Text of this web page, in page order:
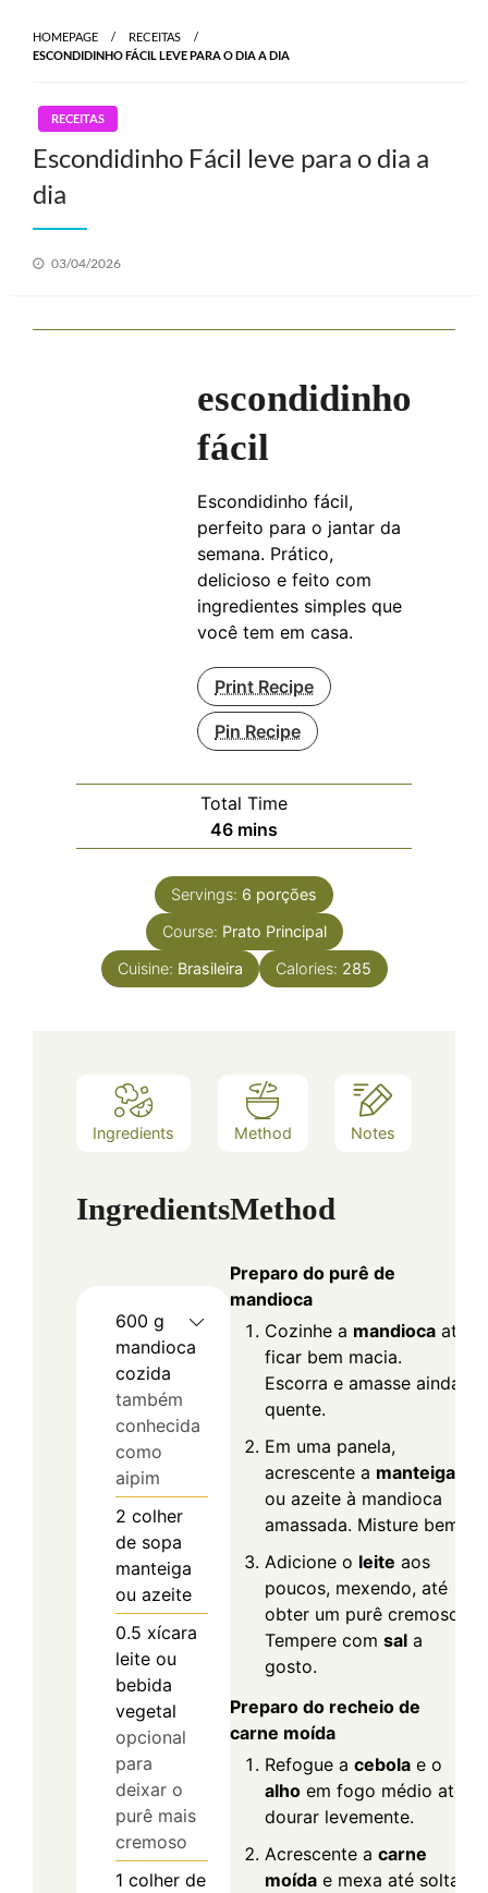
HOMEPAGE
RECEITAS
ESCONDIDINHO FÁCIL LEVE PARA O DIA A DIA
RECEITAS
Escondidinho Fácil leve para o dia a
dia
Posted
03/04/2026
escondidinho
fácil
Escondidinho fácil,
perfeito para o jantar da
semana. Prático,
delicioso e feito com
ingredientes simples que
você tem em casa.
Print Recipe
Pin Recipe
Total Time
46minutes
mins
Servings: 6 porções
Course: Prato Principal
Cuisine: Brasileira Calories: 285
Ingredients Method Notes
Ingredients
600 g
mandioca
cozida
também
conhecida
como
aipim
2 colher
de sopa
manteiga
ou azeite
0.5 xícara
leite ou
bebida
vegetal
opcional
para
deixar o
purê mais
cremoso
1 colher de
Method
Preparo do purê de
mandioca
Cozinhe a mandioca até
ficar bem macia.
Escorra e amasse ainda
quente.
Em uma panela,
acrescente a manteiga
ou azeite à mandioca
amassada. Misture bem.
Adicione o leite aos
poucos, mexendo, até
obter um purê cremoso.
Tempere com sal a
gosto.
Preparo do recheio de
carne moída
Refogue a cebola e o
alho em fogo médio até
dourar levemente.
Acrescente a carne
moída e mexa até soltar